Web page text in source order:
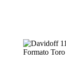
Formato Toro